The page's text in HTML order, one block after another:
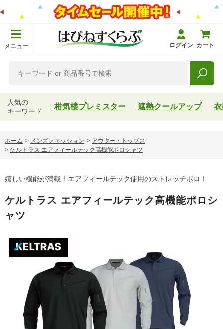
メニュー ログイン カート
人気の
キーワード
柑気楼プレミスター 遮熱クールアップ 衣
ホーム > メンズファッション > アウター・トップス
> ケルトラス エアフィールテック高機能ポロシャツ
嬉しい機能が満載！エアフィールテック使用のストレッチポロ！
ケルトラス エアフィールテック高機能ポロシ
ャツ